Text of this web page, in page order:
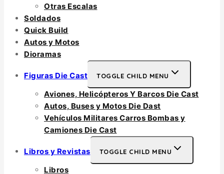
Otras Escalas
Soldados
Quick Build
Autos y Motos
Dioramas
Figuras Die Cast TOGGLE CHILD MENU
Aviones, Helicópteros Y Barcos Die Cast
Autos, Buses y Motos Die Dast
Vehículos Militares Carros Bombas y
Camiones Die Cast
Libros y Revistas TOGGLE CHILD MENU
Libros